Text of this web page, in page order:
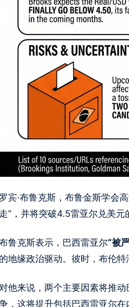
罗宾·布鲁克斯，布鲁金斯学会
走”，并将突破4.5雷亚尔兑美元
鲁克斯表示，巴西雷亚尔“被
的地缘政治驱动。彼时，布伦
他来说，两个主要因素将推
，这将提升包括巴西雷亚尔在